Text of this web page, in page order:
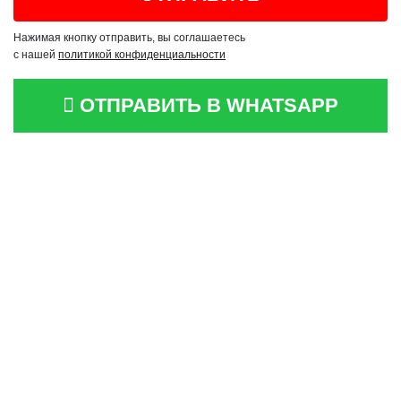
Нажимая кнопку отправить, вы соглашаетесь
с нашей политикой конфиденциальности
ОТПРАВИТЬ В WHATSAPP